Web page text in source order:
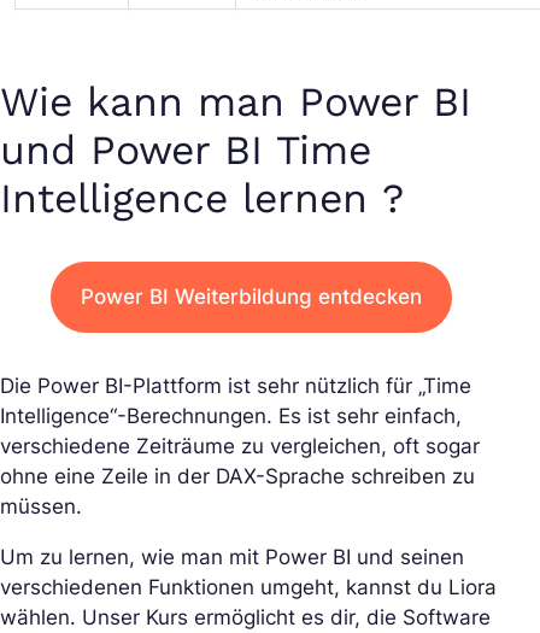
Wie kann man Power BI
und Power BI Time
Intelligence lernen ?
Power BI Weiterbildung entdecken
Die Power BI-Plattform ist sehr nützlich für „Time
Intelligence“-Berechnungen. Es ist sehr einfach,
verschiedene Zeiträume zu vergleichen, oft sogar
ohne eine Zeile in der DAX-Sprache schreiben zu
müssen.
Um zu lernen, wie man mit Power BI und seinen
verschiedenen Funktionen umgeht, kannst du Liora
wählen. Unser Kurs ermöglicht es dir, die Software